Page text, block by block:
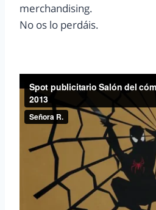
merchandising.
No os lo perdáis.